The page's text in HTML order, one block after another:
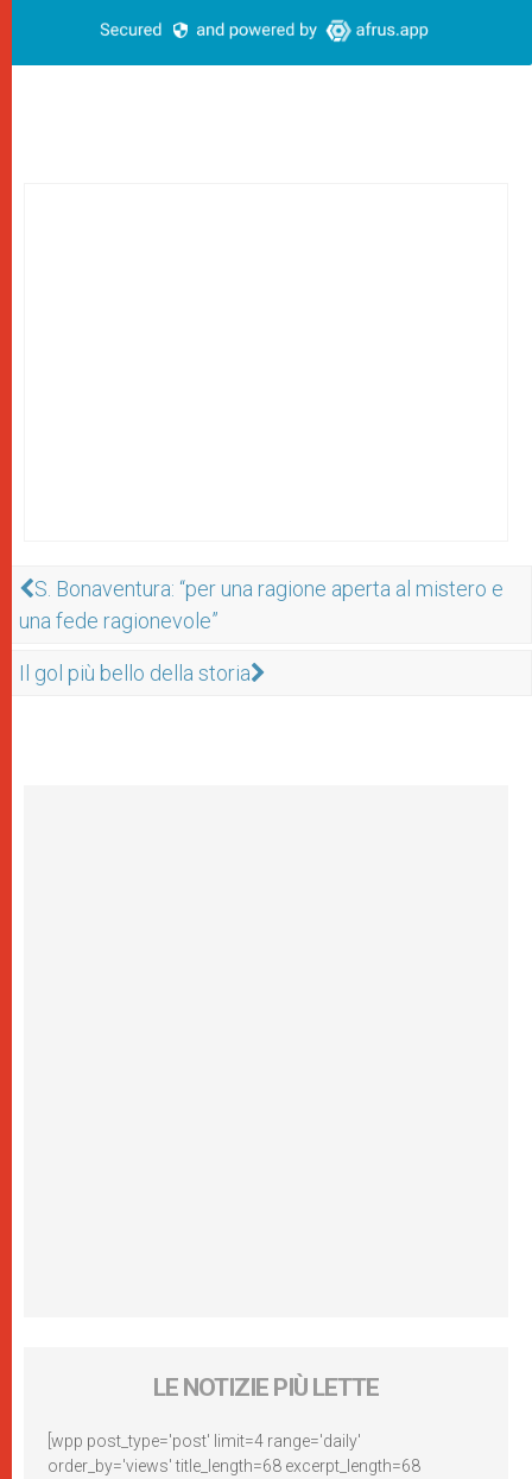
S. Bonaventura: “per una ragione aperta al mistero e
una fede ragionevole”
Il gol più bello della storia
LE NOTIZIE PIÙ LETTE
[wpp post_type='post' limit=4 range='daily'
order_by='views' title_length=68 excerpt_length=68